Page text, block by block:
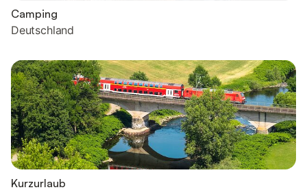
Camping
Deutschland
Kurzurlaub